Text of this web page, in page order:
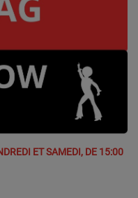
ET SAMEDI, DE 15:00